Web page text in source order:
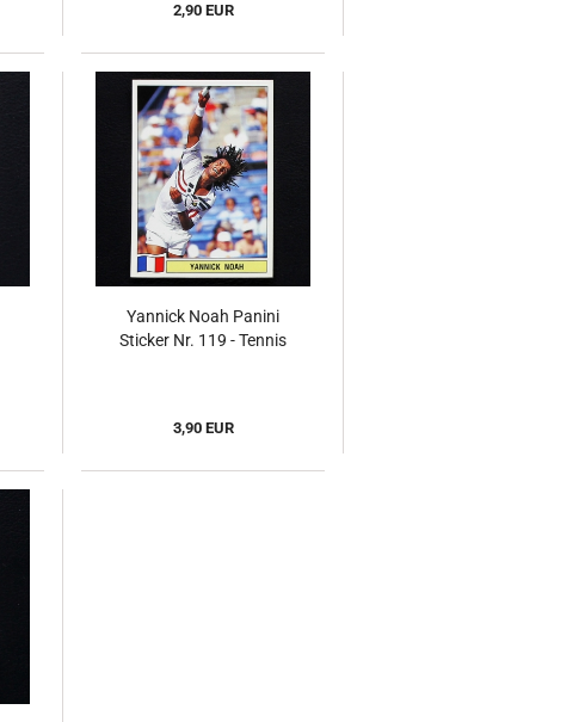
2,90 EUR
Yannick Noah Panini
Sticker Nr. 119 - Tennis
3,90 EUR